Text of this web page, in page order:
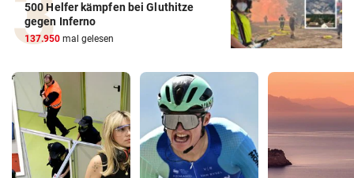
500 Helfer kämpfen bei Gluthitze
gegen Inferno
137.950 mal gelesen